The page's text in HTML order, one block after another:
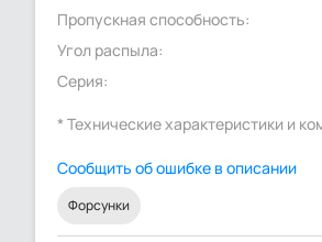
Пропускная способность:
Угол распыла:
Серия:
* Технические характеристики и
Сообщить об ошибке в описании
Форсунки